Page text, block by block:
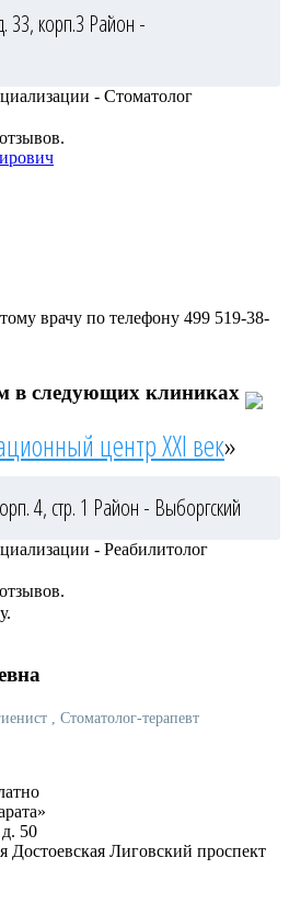
33, корп.3 Район -
- Стоматолог
врачу по телефону 499 519-38-
в следующих клиниках
центр XXI век»
4, стр. 1 Район - Выборгский
- Реабилитолог
, Стоматолог-терапевт
50
Достоевская Лиговский проспект